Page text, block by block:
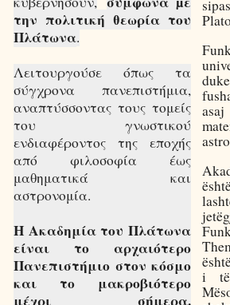
την πολιτική θεωρία του
Πλάτωνα.
Λειτουργούσε όπως τα
σύγχρονα πανεπιστήμια,
αναπτύσσοντας τους τομείς
του γνωστικού
ενδιαφέροντος της εποχής
από φιλοσοφία έως
μαθηματικά και
αστρονομία.
Η Ακαδημία του Πλάτωνα
είναι το αρχαιότερο
Πανεπιστήμιο στον κόσμο
και το μακροβιότερο
μέχρι σήμερα.
i të